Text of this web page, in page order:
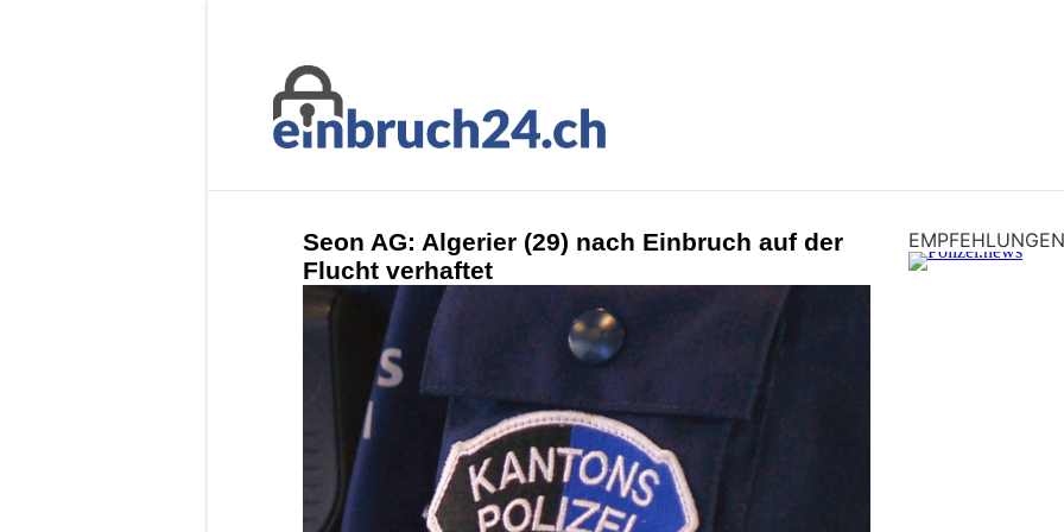
Seon AG: Algerier (29) nach Einbruch auf der
Flucht verhaftet
EMPFEHLUNGEN